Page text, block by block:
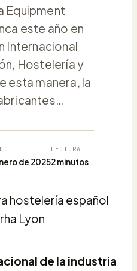
Equipment
este año en
Internacional
Hostelería y
esta manera, la
de 2025
LECTURA
2 minutos
de la industria